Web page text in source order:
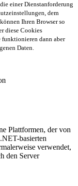
einer Dienstanforderung
dem
Ihren Browser so
diese Cookies
funktionieren dann aber
Daten.
Plattformen, der von
basierten
verwendet,
den Server